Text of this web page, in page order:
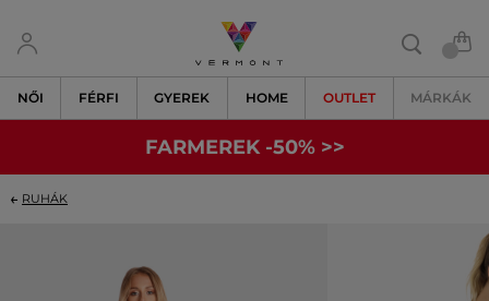
NŐI FÉRFI GYEREK HOME OUTLET MÁRKÁK
FARMEREK -50% >>
RUHÁK